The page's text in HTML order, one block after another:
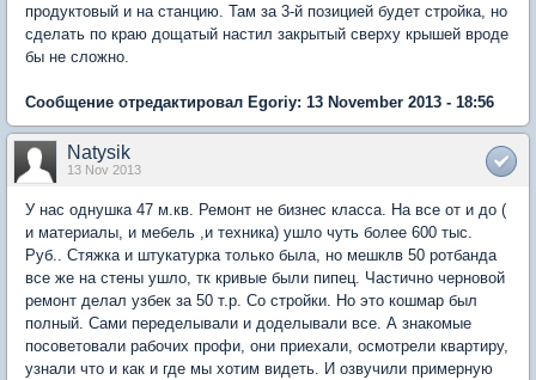
продуктовый и на станцию. Там за 3-й позицией будет стройка, но
сделать по краю дощатый настил закрытый сверху крышей вроде
бы не сложно.
Сообщение отредактировал Egoriy: 13 November 2013 - 18:56
Natysik
13 Nov 2013
У нас однушка 47 м.кв. Ремонт не бизнес класса. На все от и до (
и материалы, и мебель ,и техника) ушло чуть более 600 тыс.
Руб.. Стяжка и штукатурка только была, но мешклв 50 ротбанда
все же на стены ушло, тк кривые были пипец. Частично черновой
ремонт делал узбек за 50 т.р. Со стройки. Но это кошмар был
полный. Сами переделывали и доделывали все. А знакомые
посоветовали рабочих профи, они приехали, осмотрели квартиру,
узнали что и как и где мы хотим видеть. И озвучили примерную